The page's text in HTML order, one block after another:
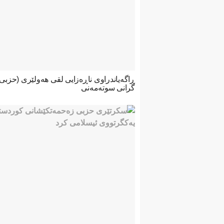
ڕاگەیاندراوی ناڕەزایی لقی هەولێری
گرانی سوتەمەنی